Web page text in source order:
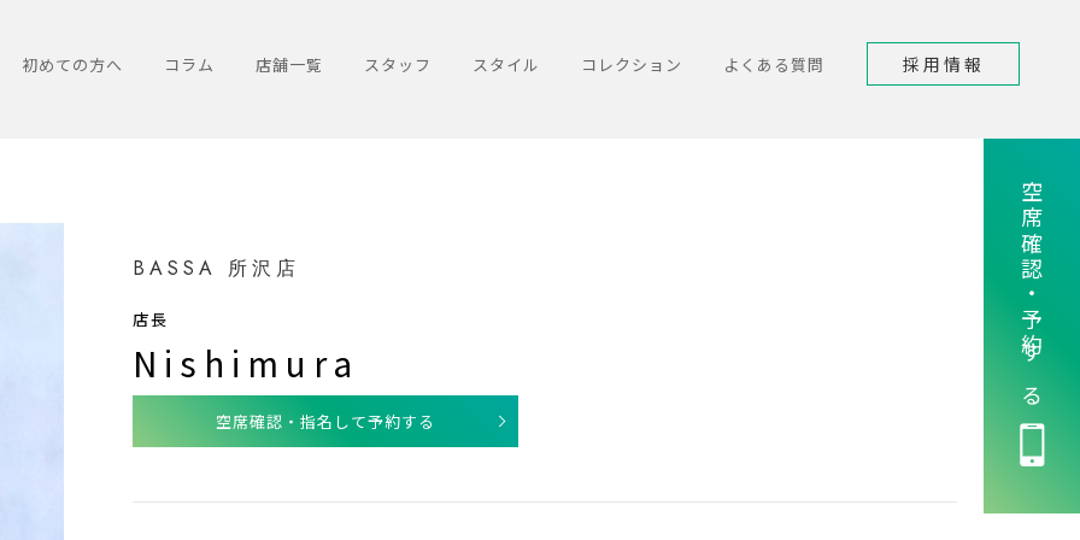
初めての方へ コラム 店舗一覧 スタッフ スタイル コレクション よくある質問 採用情報
BASSA 所沢店
店長
Nishimura
空席確認・指名して予約する
空席確認・予約する